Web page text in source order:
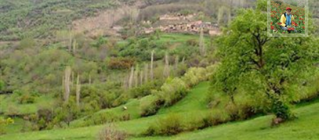
اسفندیار خدایی